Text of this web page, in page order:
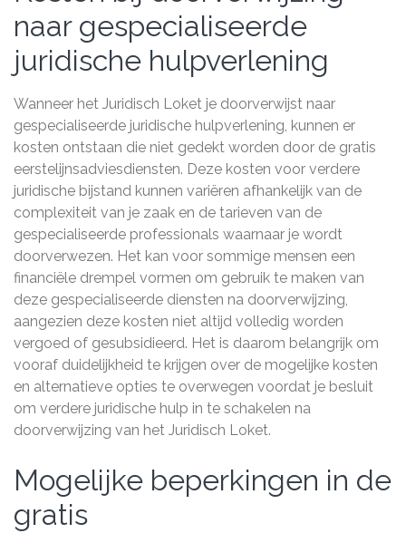
naar gespecialiseerde
juridische hulpverlening
Wanneer het Juridisch Loket je doorverwijst naar
gespecialiseerde juridische hulpverlening, kunnen er
kosten ontstaan die niet gedekt worden door de gratis
eerstelijnsadviesdiensten. Deze kosten voor verdere
juridische bijstand kunnen variëren afhankelijk van de
complexiteit van je zaak en de tarieven van de
gespecialiseerde professionals waarnaar je wordt
doorverwezen. Het kan voor sommige mensen een
financiële drempel vormen om gebruik te maken van
deze gespecialiseerde diensten na doorverwijzing,
aangezien deze kosten niet altijd volledig worden
vergoed of gesubsidieerd. Het is daarom belangrijk om
vooraf duidelijkheid te krijgen over de mogelijke kosten
en alternatieve opties te overwegen voordat je besluit
om verdere juridische hulp in te schakelen na
doorverwijzing van het Juridisch Loket.
Mogelijke beperkingen in de
gratis